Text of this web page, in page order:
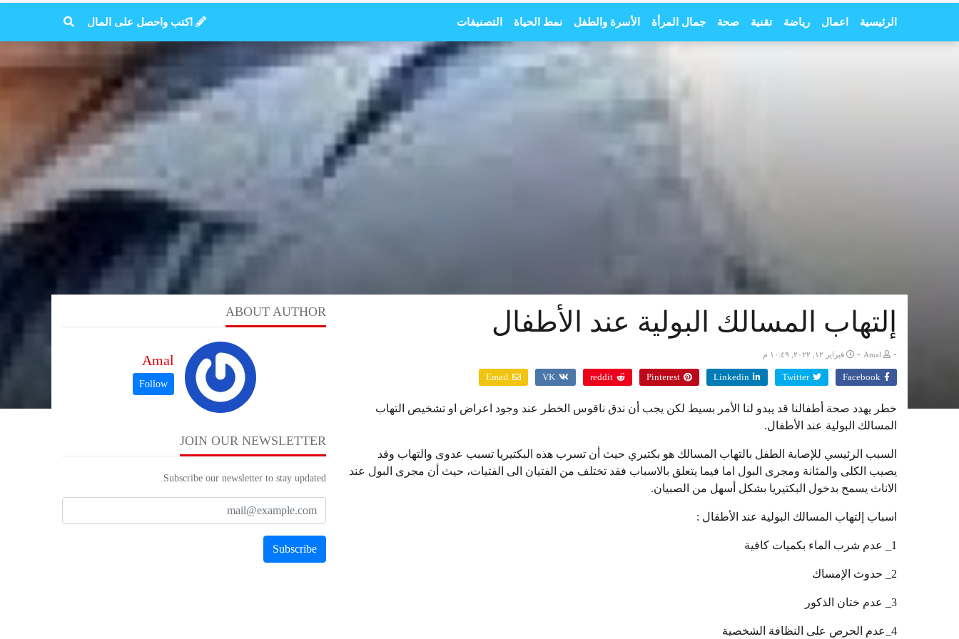
الرئيسية اعمال رياضة تقنية صحة جمال المرأة الأسرة والطفل نمط الحياة التصنيفات اكتب واحصل على المال
إلتهاب المسالك البولية عند الأطفال
-
- فبراير ١٢, ٢٠٢٢, ١٠:٤٩ م
Facebook
Twitter
Linkedin
Pinterest
reddit
VK
Email
خطر يهدد صحة أطفالنا قد يبدو لنا الأمر بسيط لكن يجب أن ندق ناقوس الخطر عند وجود اعراض او تشخيص التهاب
المسالك البولية عند الأطفال.
السبب الرئيسي للإصابة الطفل بالتهاب المسالك هو بكتيري حيث أن تسرب هذه البكتيريا تسبب عدوى والتهاب وقد
يصيب الكلى والمثانة ومجرى البول اما فيما يتعلق بالاسباب فقد تختلف من الفتيان الى الفتيات، حيث أن مجرى البول عند
الاناث يسمح بدخول البكتيريا بشكل أسهل من الصبيان.
اسباب إلتهاب المسالك البولية عند الأطفال :
1_ عدم شرب الماء بكميات كافية
2_ حدوث الإمساك
3_ عدم ختان الذكور
4_عدم الحرص على النظافة الشخصية
ABOUT AUTHOR
Amal
JOIN OUR NEWSLETTER
Subscribe our newsletter to stay updated.